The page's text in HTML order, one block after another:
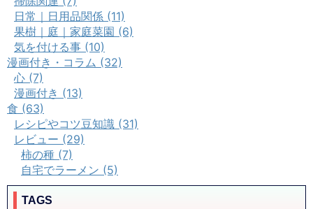
日常｜日用品関係 (11)
果樹｜庭｜家庭菜園 (6)
気を付ける事 (10)
漫画付き・コラム (32)
心 (7)
漫画付き (13)
食 (63)
レシピやコツ豆知識 (31)
レビュー (29)
柿の種 (7)
自宅でラーメン (5)
TAGS